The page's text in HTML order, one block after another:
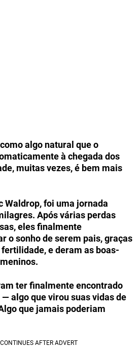
algo natural que o
à chegada dos
muitas vezes, é bem mais
Waldrop, foi uma jornada
Após várias perdas
eles finalmente
o sonho de serem pais, graças
e deram as boas-
ter finalmente encontrado
algo que virou suas vidas de
que jamais poderiam